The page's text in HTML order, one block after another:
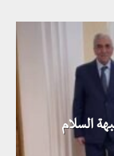
السلام